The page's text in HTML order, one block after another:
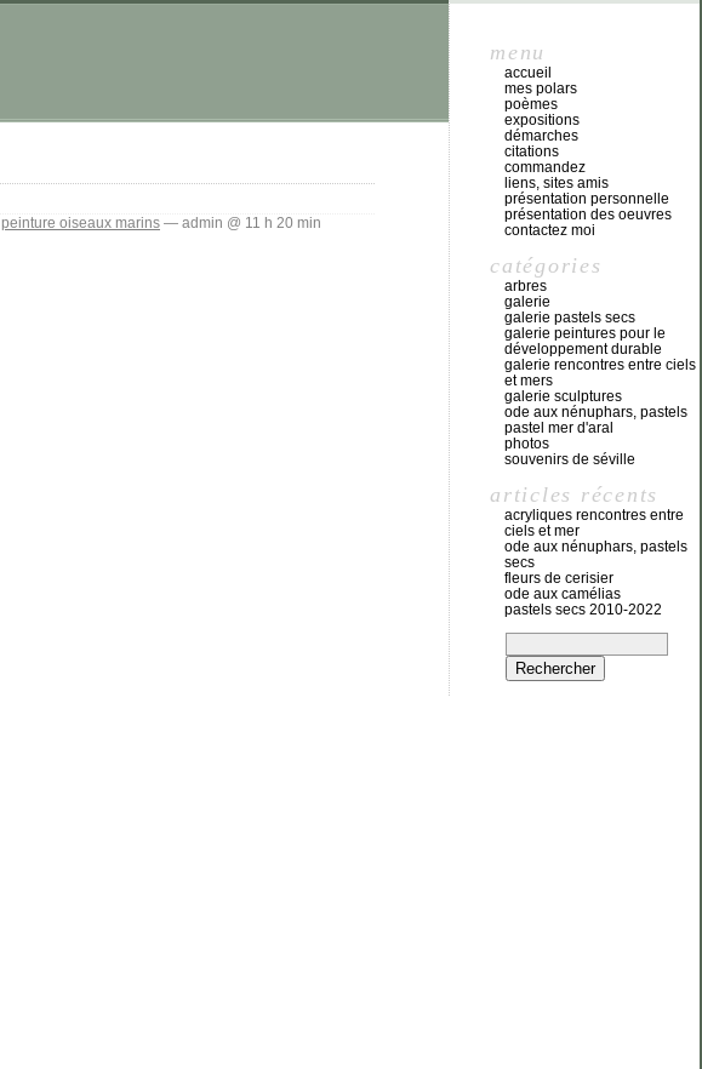
peinture oiseaux marins — admin @ 11 h 20 min
menu
accueil
mes polars
poèmes
expositions
démarches
citations
commandez
liens, sites amis
présentation personnelle
présentation des oeuvres
contactez moi
catégories
arbres
galerie
galerie pastels secs
galerie peintures pour le
développement durable
galerie rencontres entre ciels
et mers
galerie sculptures
ode aux nénuphars, pastels
pastel mer d'aral
photos
souvenirs de séville
articles récents
acryliques rencontres entre
ciels et mer
ode aux nénuphars, pastels
secs
fleurs de cerisier
ode aux camélias
pastels secs 2010-2022